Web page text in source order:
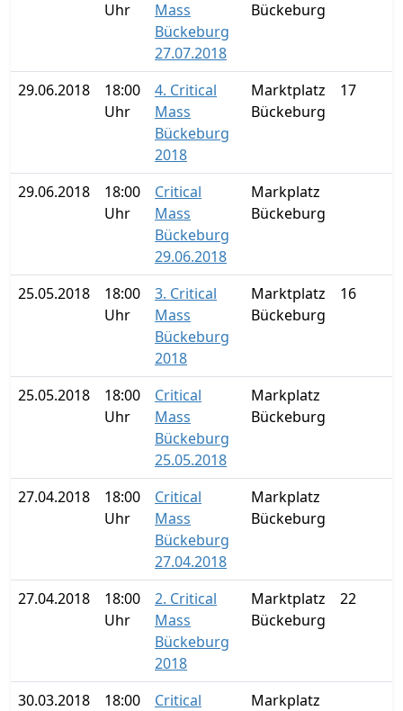
Uhr
Mass
Bückeburg
27.07.2018
Bückeburg
29.06.2018
18:00
Uhr
4. Critical
Mass
Bückeburg
2018
Marktplatz
Bückeburg
17
29.06.2018
18:00
Uhr
Critical
Mass
Bückeburg
29.06.2018
Markplatz
Bückeburg
25.05.2018
18:00
Uhr
3. Critical
Mass
Bückeburg
2018
Marktplatz
Bückeburg
16
25.05.2018
18:00
Uhr
Critical
Mass
Bückeburg
25.05.2018
Markplatz
Bückeburg
27.04.2018
18:00
Uhr
Critical
Mass
Bückeburg
27.04.2018
Markplatz
Bückeburg
27.04.2018
18:00
Uhr
2. Critical
Mass
Bückeburg
2018
Marktplatz
Bückeburg
22
30.03.2018
18:00
Critical
Markplatz